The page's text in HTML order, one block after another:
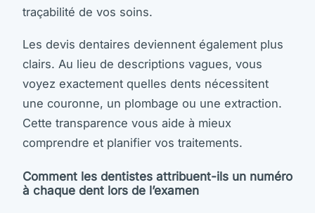
traçabilité de vos soins.
Les devis dentaires deviennent également plus
clairs. Au lieu de descriptions vagues, vous
voyez exactement quelles dents nécessitent
une couronne, un plombage ou une extraction.
Cette transparence vous aide à mieux
comprendre et planifier vos traitements.
Comment les dentistes attribuent-ils un numéro
à chaque dent lors de l’examen